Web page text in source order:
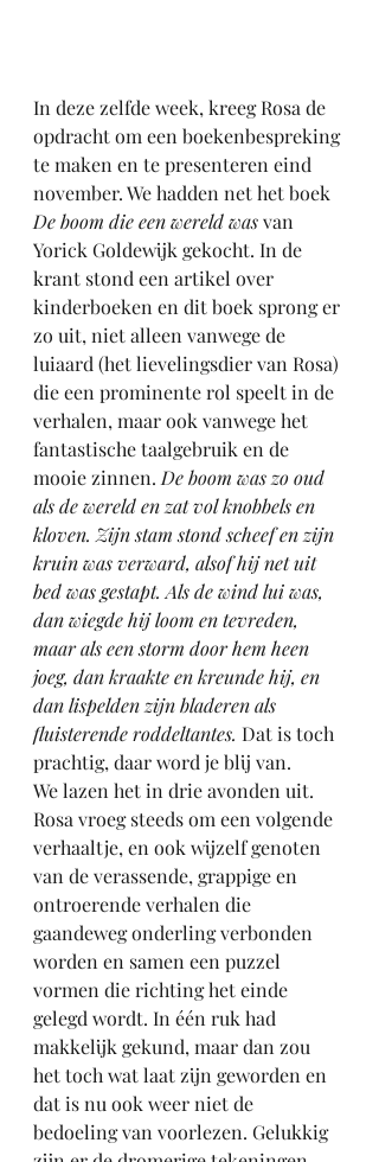
In deze zelfde week, kreeg Rosa de
opdracht om een boekenbespreking
te maken en te presenteren eind
november. We hadden net het boek
De boom die een wereld was van
Yorick Goldewijk gekocht. In de
krant stond een artikel over
kinderboeken en dit boek sprong er
zo uit, niet alleen vanwege de
luiaard (het lievelingsdier van Rosa)
die een prominente rol speelt in de
verhalen, maar ook vanwege het
fantastische taalgebruik en de
mooie zinnen. De boom was zo oud
als de wereld en zat vol knobbels en
kloven. Zijn stam stond scheef en zijn
kruin was verward, alsof hij net uit
bed was gestapt. Als de wind lui was,
dan wiegde hij loom en tevreden,
maar als een storm door hem heen
joeg, dan kraakte en kreunde hij, en
dan lispelden zijn bladeren als
fluisterende roddeltantes. Dat is toch
prachtig, daar word je blij van.
We lazen het in drie avonden uit.
Rosa vroeg steeds om een volgende
verhaaltje, en ook wijzelf genoten
van de verassende, grappige en
ontroerende verhalen die
gaandeweg onderling verbonden
worden en samen een puzzel
vormen die richting het einde
gelegd wordt. In één ruk had
makkelijk gekund, maar dan zou
het toch wat laat zijn geworden en
dat is nu ook weer niet de
bedoeling van voorlezen. Gelukkig